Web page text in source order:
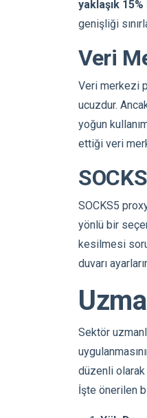
yaklaşık
genişliği
Veri
Veri merkezi
ucuzdur.
yoğun
ettiği veri
SOCKS5
yönlü bir
kesilmesi
duvarı
Sektör
düzenli
İşte önerilen